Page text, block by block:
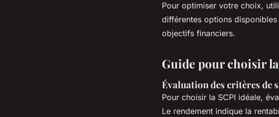
Pour optimiser votre choix,
différentes options
objectifs financiers.
Guide pour choisir la
Évaluation des critères de
Pour choisir la SCPI idéale,
Le rendement indique la